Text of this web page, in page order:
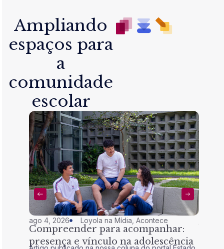
Ampliando
espaços para
a
comunidade
escolar
ago 4, 2026 Loyola na Mídia ,Acontece
Compreender para acompanhar:
presença e vínculo na adolescência